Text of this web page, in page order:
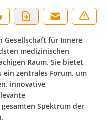
Gesellschaft für Innere
medizinischen
Raum. Sie bietet
ein zentrales Forum, um
innovative
gesamten Spektrum der